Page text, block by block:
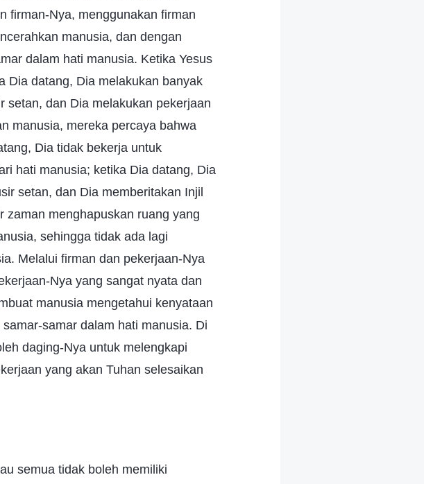
firman-Nya, menggunakan firman
manusia, dan dengan
dalam hati manusia. Ketika Yesus
Dia datang, Dia melakukan banyak
setan, dan Dia melakukan pekerjaan
manusia, mereka percaya bahwa
Dia tidak bekerja untuk
hati manusia; ketika Dia datang, Dia
setan, dan Dia memberitakan Injil
zaman menghapuskan ruang yang
sehingga tidak ada lagi
Melalui firman dan pekerjaan-Nya
Nya yang sangat nyata dan
manusia mengetahui kenyataan
samar dalam hati manusia. Di
daging-Nya untuk melengkapi
yang akan Tuhan selesaikan
semua tidak boleh memiliki